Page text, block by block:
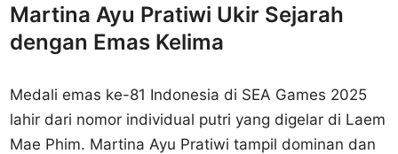
Martina Ayu Pratiwi Ukir Sejarah
dengan Emas Kelima
Medali emas ke-81 Indonesia di SEA Games 2025
lahir dari nomor individual putri yang digelar di Laem
Mae Phim. Martina Ayu Pratiwi tampil dominan dan